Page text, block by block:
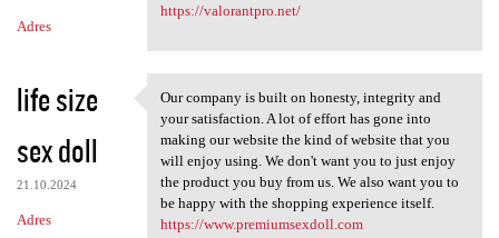
Adres
https://valorantpro.net/
life size
sex doll
21.10.2024
Adres
Our company is built on
Our company is built on honesty, integrity and
your satisfaction. A lot of effort has gone into
making our website the kind of website that you
will enjoy using. We don't want you to just enjoy
the product you buy from us. We also want you to
be happy with the shopping experience itself.
https://www.premiumsexdoll.com